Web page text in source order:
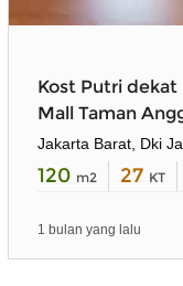
Kost Putri dekat
Mall Taman
Jakarta Barat, Dki
120 m2 27 KT
1 bulan yang lalu